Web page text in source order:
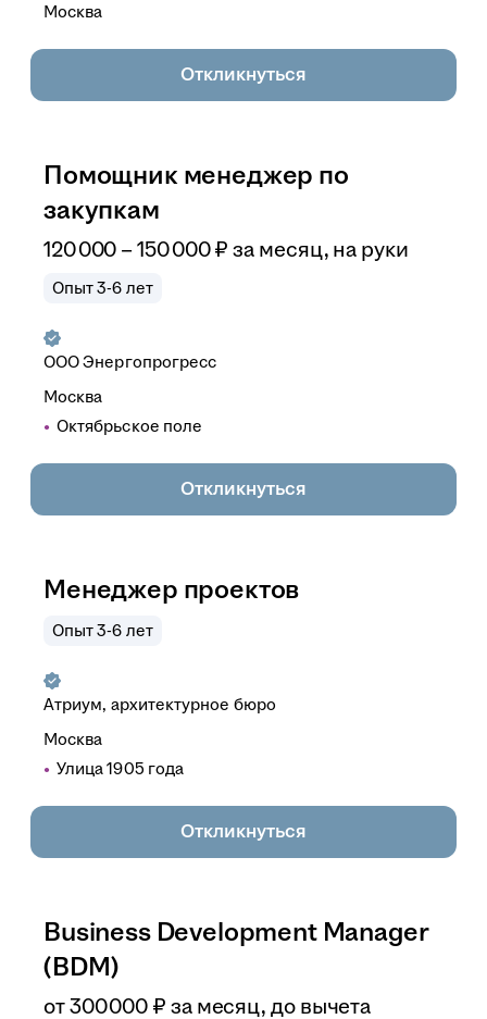
Москва
Откликнуться
Помощник менеджер по
закупкам
120 000 –150 000₽ за месяц, на руки
Опыт 3-6 лет
ОООЭнергопрогресс
Москва
Октябрьское поле
Откликнуться
Менеджер проектов
Опыт 3-6 лет
Атриум, архитектурное бюро
Москва
Улица 1905 года
Откликнуться
Business Development Manager
(BDM)
от300 000 ₽ за месяц, до вычета